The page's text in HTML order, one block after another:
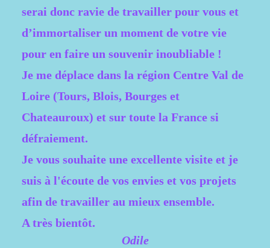
serai donc ravie de travailler pour vous et
d’immortaliser un moment de votre vie
pour en faire un souvenir inoubliable !
Je me déplace dans la région Centre Val de
Loire (Tours, Blois, Bourges et
Chateauroux) et sur toute la France si
défraiement.
Je vous souhaite une excellente visite et je
suis à l'écoute de vos envies et vos projets
afin de travailler au mieux ensemble.
A très bientôt.
Odile